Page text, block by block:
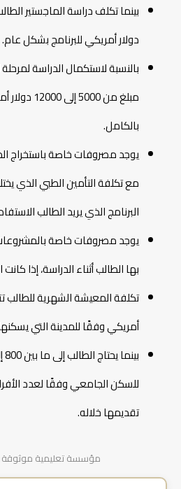
دولار أمريكي للبرنامج بشكل عام.
بالنسبة لاستكمال الدراسة
مبلغ من 5000
بالكامل.
يوجد مصروفات خاصة باستخراج
مع تكلفة التأمين الطبي الذي
البرنامج الذي يريد الطالب
يوجد مصروفات خاصة
بها الطالب أثناء الدراسة، إذا
أمريكي وفقًا للمدينة التي
للسكن الجامعي وفقًا لعدد
تقديمها خلاله.
مؤسسة تعليمية موثوقة منذ